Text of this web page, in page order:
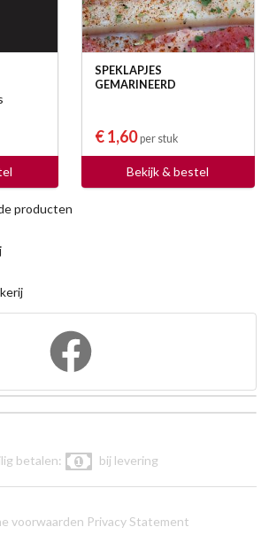
SPEKLAPJES
GEMARINEERD
€ 1,60per stuk
Bekijk & bestel
producten
betalen: bij levering
voorwaarden Privacy Statement